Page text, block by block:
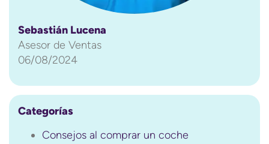
Sebastián Lucena
Asesor de Ventas
06/08/2024
Categorías
Consejos al comprar un coche